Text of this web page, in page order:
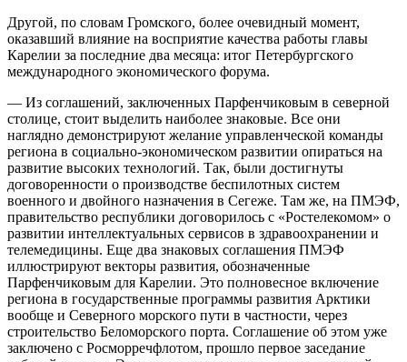
Другой, по словам Громского, более очевидный момент,
оказавший влияние на восприятие качества работы главы
Карелии за последние два месяца: итог Петербургского
международного экономического форума.
— Из соглашений, заключенных Парфенчиковым в северной
столице, стоит выделить наиболее знаковые. Все они
наглядно демонстрируют желание управленческой команды
региона в социально-экономическом развитии опираться на
развитие высоких технологий. Так, были достигнуты
договоренности о производстве беспилотных систем
военного и двойного назначения в Сегеже. Там же, на ПМЭФ,
правительство республики договорилось с «Ростелекомом» о
развитии интеллектуальных сервисов в здравоохранении и
телемедицины. Еще два знаковых соглашения ПМЭФ
иллюстрируют векторы развития, обозначенные
Парфенчиковым для Карелии. Это полновесное включение
региона в государственные программы развития Арктики
вообще и Северного морского пути в частности, через
строительство Беломорского порта. Соглашение об этом уже
заключено с Росморречфлотом, прошло первое заседание